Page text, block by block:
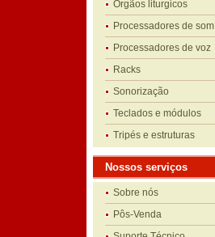
Orgãos liturgicos
Processadores de som
Processadores de voz
Racks
Sonorização
Teclados e módulos
Tripés e estruturas
Nossos serviços
Sobre nós
Pôs-Venda